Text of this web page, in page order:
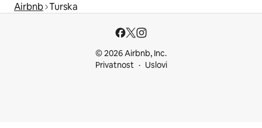
Airbnb Turska
© 2026 Airbnb, Inc.
Privatnost
Uslovi